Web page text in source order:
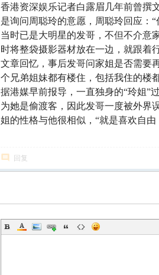
香港资深娱乐记者白露眉几年前曾撰
是询问周聪玲的意愿，周聪玲回应：
当时已是大明星的发哥，不但不介意
时将整袋摄影器材放在一边，就跟着
文章回忆，事后发哥问家姐是否需要
个兄弟姐妹都有楼住，包括我住的楼
据港媒早前报导，一直独身的“玲姐”
为她是偷渡客，因此发哥一度被外界
姐的性格与他很相似，“就是喜欢自
回复